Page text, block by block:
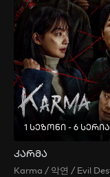
1 სეზონი - 6 სერია
კარმა